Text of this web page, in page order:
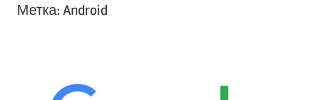
Метка: Android